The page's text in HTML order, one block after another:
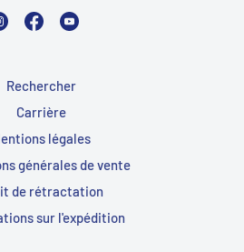
InstagramFacebook
Rechercher
Carrière
légales
générales de vente
de rétractation
sur l'expédition